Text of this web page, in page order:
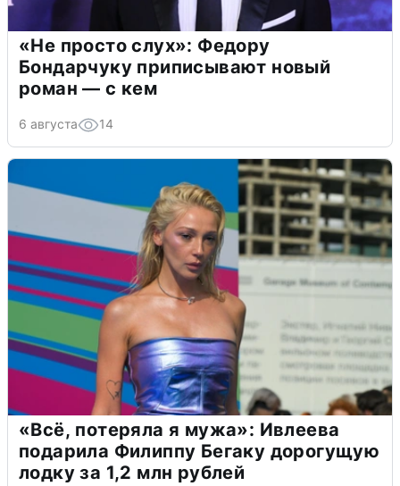
«Не просто слух»: Федору
Бондарчуку приписывают новый
роман — с кем
6 августа 14
«Всё, потеряла я мужа»: Ивлеева
подарила Филиппу Бегаку дорогущую
лодку за 1,2 млн рублей